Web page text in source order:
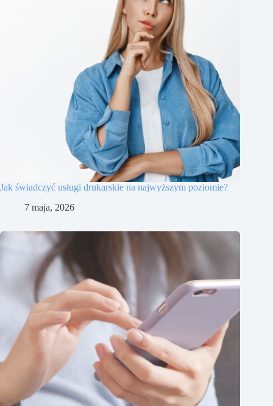
Jak świadczyć usługi drukarskie na najwyższym poziomie?
7 maja, 2026